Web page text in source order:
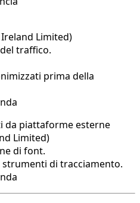
Limited)
traffico.
prima della
da piattaforme esterne
Limited)
di font.
di tracciamento.